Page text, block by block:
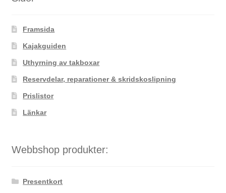
Framsida
Kajakguiden
Uthyrning av takboxar
Reservdelar, reparationer & skridskoslipning
Prislistor
Länkar
Webbshop produkter:
Presentkort